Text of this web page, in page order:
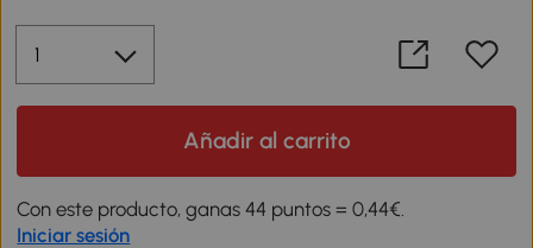
Añadir al carrito
Con este producto, ganas 44 puntos = 0,44€.
Iniciar sesión